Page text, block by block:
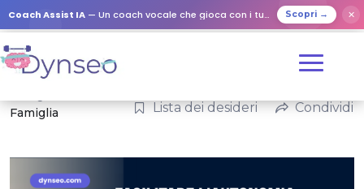
Coach Assist IA — Un coach vocale che gioca con i tuoi cari Scopri → ✕
Famiglia
Lista dei desideri Condividi